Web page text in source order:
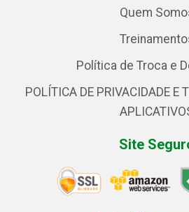
Quem
Política de Troca e
POLÍTICA DE PRIVACIDADE E
Site